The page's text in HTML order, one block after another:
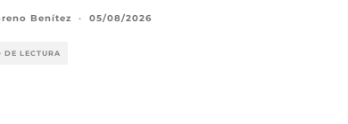
Benítez · 05/08/2026
DE LECTURA